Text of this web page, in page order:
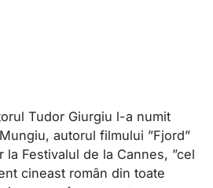
Tudor Giurgiu l-a numit
autorul filmului ”Fjord”
la Festivalul de la Cannes, ”cel
cineast român din toate